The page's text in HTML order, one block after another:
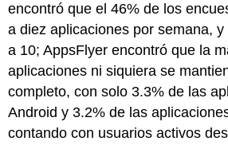
encontró que el 46% de los
a diez aplicaciones por semana,
a 10; AppsFlyer encontró que la
aplicaciones ni siquiera se
completo, con solo 3.3% de las
Android y 3.2% de las
contando con usuarios activos